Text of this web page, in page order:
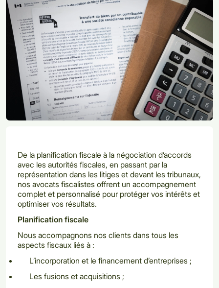
De la planification fiscale à la négociation d’accords
avec les autorités fiscales, en passant par la
représentation dans les litiges et devant les tribunaux,
nos avocats fiscalistes offrent un accompagnement
complet et personnalisé pour protéger vos intérêts et
optimiser vos résultats.
Planification fiscale
Nous accompagnons nos clients dans tous les
aspects fiscaux liés à :
L’incorporation et le financement d’entreprises ;
Les fusions et acquisitions ;